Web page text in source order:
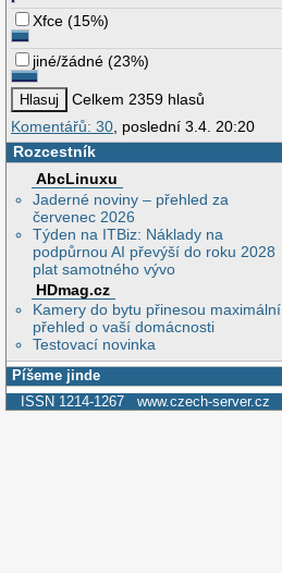
Xfce (15%)
jiné/žádné (23%)
Celkem 2359 hlasů
Komentářů: 30, poslední 3.4. 20:20
Rozcestník
AbcLinuxu
Jaderné noviny – přehled za
červenec 2026
Týden na ITBiz: Náklady na
podpůrnou AI převýší do roku 2028
plat samotného vývo
HDmag.cz
Kamery do bytu přinesou maximální
přehled o vaší domácnosti
Testovací novinka
Píšeme jinde
ISSN 1214-1267 www.czech-server.cz